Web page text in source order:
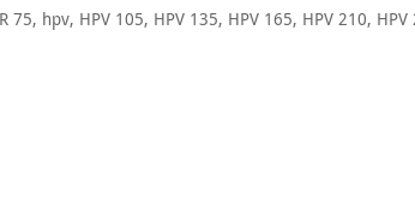
75, hpv, HPV 105, HPV 135, HPV 165, HPV 210, HPV